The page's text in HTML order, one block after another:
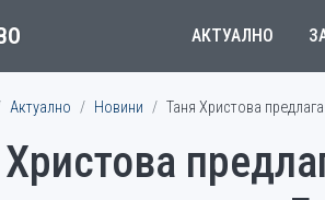
АКТУАЛНО
Актуално Новини Таня Христова